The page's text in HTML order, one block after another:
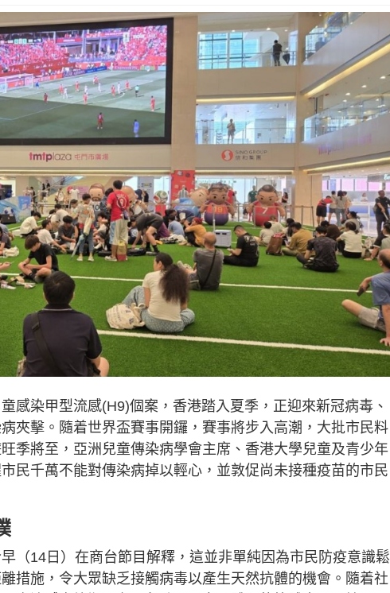
感染甲型流感(H9)個案，香港踏入夏季，正迎來新冠病毒、
夾擊。隨着世界盃賽事開鑼，賽事將步入高潮，大批市民料
季將至，亞洲兒童傳染病學會主席、香港大學兒童及青少年
民千萬不能對傳染病掉以輕心，並敦促尚未接種疫苗的市民
（14日）在商台節目解釋，這並非單純因為市民防疫意識鬆
措施，令大眾缺乏接觸病毒以產生天然抗體的機會。隨着社